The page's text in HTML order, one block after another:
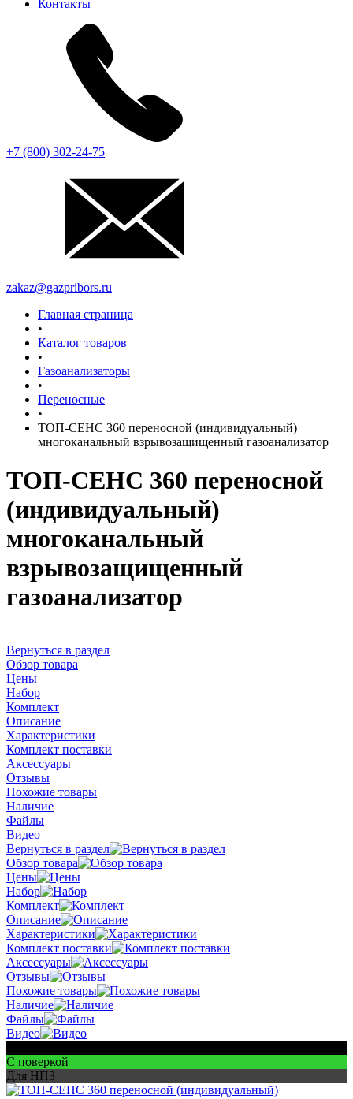
Контакты
+7 (800) 302-24-75
zakaz@gazpribors.ru
Главная страница
•
Каталог товаров
•
Газоанализаторы
•
Переносные
•
ТОП-СЕНС 360 переносной (индивидуальный)
многоканальный взрывозащищенный газоанализатор
ТОП-СЕНС 360 переносной
(индивидуальный)
многоканальный
взрывозащищенный
газоанализатор
Вернуться в раздел
Обзор товара
Цены
Набор
Комплект
Описание
Характеристики
Комплект поставки
Аксессуары
Отзывы
Похожие товары
Наличие
Файлы
Видео
Вернуться в раздел
Обзор товара
Цены
Набор
Комплект
Описание
Характеристики
Комплект поставки
Аксессуары
Отзывы
Похожие товары
Наличие
Файлы
Видео
С поверкой
Для НПЗ